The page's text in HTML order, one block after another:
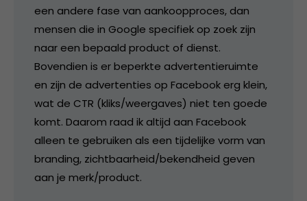
een andere fase van aankoopproces, dan
mensen die in Google specifiek op zoek zijn
naar een bepaald product of dienst.
Bovendien is er beperkte advertentieruimte
en zijn de advertenties op Facebook erg klein,
wat de CTR (kliks/weergaves) niet ten goede
komt. Daarom raad ik altijd aan Facebook
alleen te gebruiken als een tijdelijke vorm van
branding, zichtbaarheid/bekendheid geven
aan je merk/product.